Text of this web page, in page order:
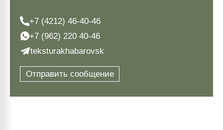
+7 (4212) 46-40-46
+7 (962) 220 40-46
teksturakhabarovsk
Отправить сообщение